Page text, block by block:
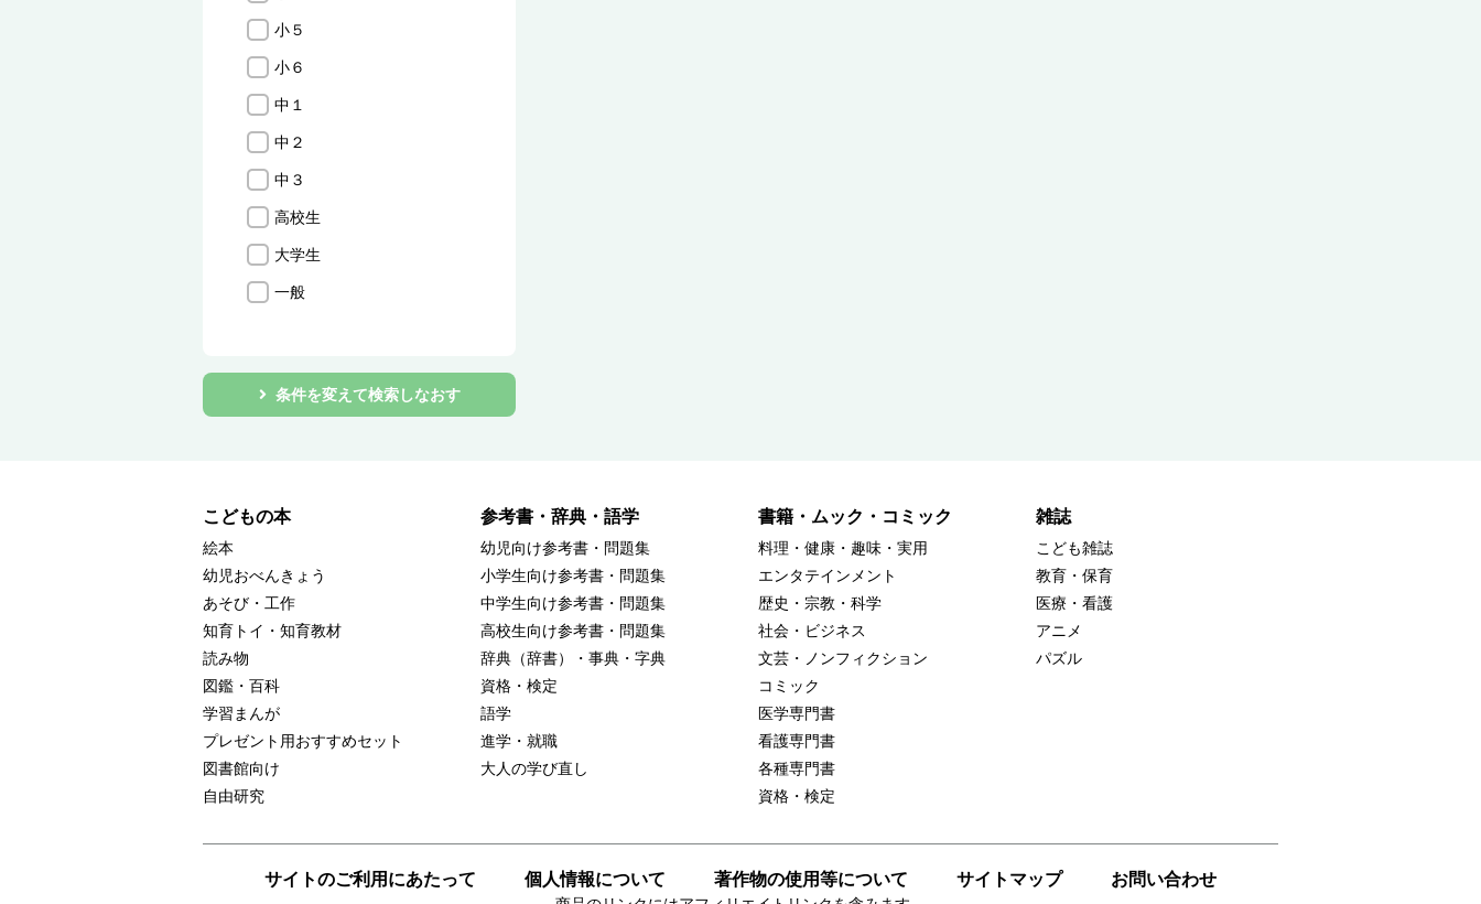
小５
小６
中１
中２
中３
高校生
大学生
一般
条件を変えて検索しなおす
こどもの本
絵本
幼児おべんきょう
あそび・工作
知育トイ・知育教材
読み物
図鑑・百科
学習まんが
プレゼント用おすすめセット
図書館向け
自由研究
参考書・辞典・語学
幼児向け参考書・問題集
小学生向け参考書・問題集
中学生向け参考書・問題集
高校生向け参考書・問題集
辞典（辞書）・事典・字典
資格・検定
語学
進学・就職
大人の学び直し
書籍・ムック・コミック
料理・健康・趣味・実用
エンタテインメント
歴史・宗教・科学
社会・ビジネス
文芸・ノンフィクション
コミック
医学専門書
看護専門書
各種専門書
資格・検定
雑誌
こども雑誌
教育・保育
医療・看護
アニメ
パズル
サイトのご利用にあたって 個人情報について 著作物の使用等について サイトマップ お問い合わせ